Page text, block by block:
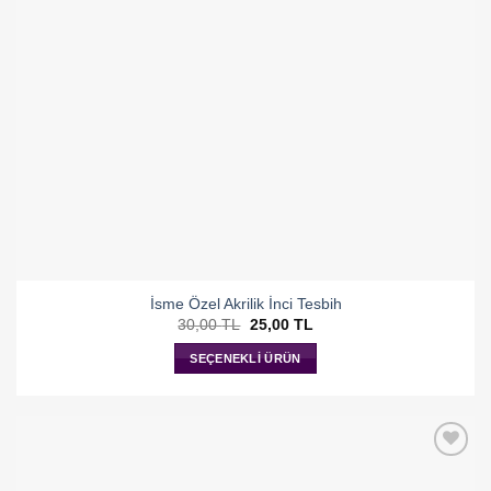
İsme Özel Akrilik İnci Tesbih
30,00TL Orijinal
fiyat:
30,00 TL.
25,00 TL
SEÇENEKLI ÜRÜN